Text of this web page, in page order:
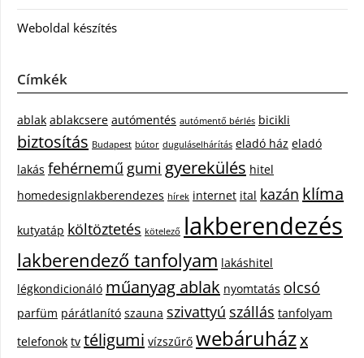
Weboldal készítés
Címkék
ablak ablakcsere autómentés autómentő bérlés bicikli
biztosítás Budapest bútor duguláselhárítás eladó ház eladó
lakás fehérnemű gumi gyerekülés hitel
homedesignlakberendezes hírek internet ital kazán klíma
kutyatáp költöztetés kötelező lakberendezés
lakberendező tanfolyam lakáshitel
légkondicionáló műanyag ablak nyomtatás olcsó
parfüm párátlanító szauna szivattyú szállás tanfolyam
telefonok tv téligumi vízszűrő webáruházx